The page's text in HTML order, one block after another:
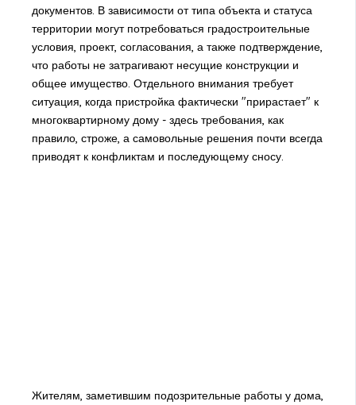
документов. В зависимости от типа объекта и статуса
территории могут потребоваться градостроительные
условия, проект, согласования, а также подтверждение,
что работы не затрагивают несущие конструкции и
общее имущество. Отдельного внимания требует
ситуация, когда пристройка фактически "прирастает" к
многоквартирному дому - здесь требования, как
правило, строже, а самовольные решения почти всегда
приводят к конфликтам и последующему сносу.
Жителям, заметившим подозрительные работы у дома,